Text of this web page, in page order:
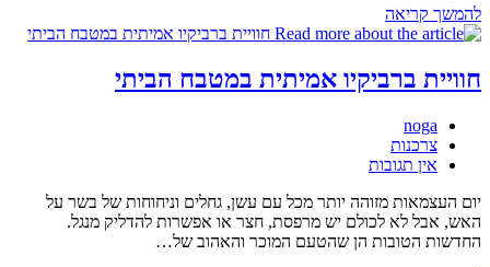
להמשך קריאהפשטידות
בלי
חוויית ברביקיו אמיתית במטבח הביתי
מחבר:
noga
קטגוריה:
צרכנות
תגובות:
אין תגובות
יום העצמאות מזוהה יותר מכל עם עשן, גחלים וניחוחות של בשר על
האש, אבל לא לכולם יש מרפסת, חצר או אפשרות להדליק מנגל.
החדשות הטובות הן שהטעם המוכר והאהוב של…